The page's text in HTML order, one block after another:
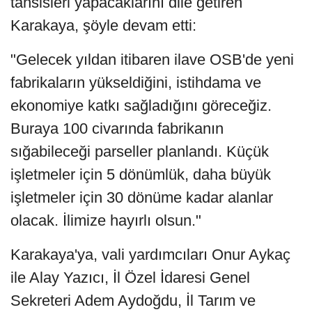
Karakaya, şöyle devam etti:
"Gelecek yıldan itibaren ilave OSB'de yeni
fabrikaların yükseldiğini, istihdama ve
ekonomiye katkı sağladığını göreceğiz.
Buraya 100 civarında fabrikanın
sığabileceği parseller planlandı. Küçük
işletmeler için 5 dönümlük, daha büyük
işletmeler için 30 dönüme kadar alanlar
olacak. İlimize hayırlı olsun."
Karakaya'ya, vali yardımcıları Onur Aykaç
ile Alay Yazıcı, İl Özel İdaresi Genel
Sekreteri Adem Aydoğdu, İl Tarım ve